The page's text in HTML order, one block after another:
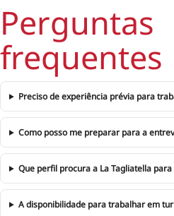
Perguntas
frequentes
Preciso de experiência prévia para
Como posso me preparar para a
Que perfil procura a La Tagliatella
A disponibilidade para trabalhar em